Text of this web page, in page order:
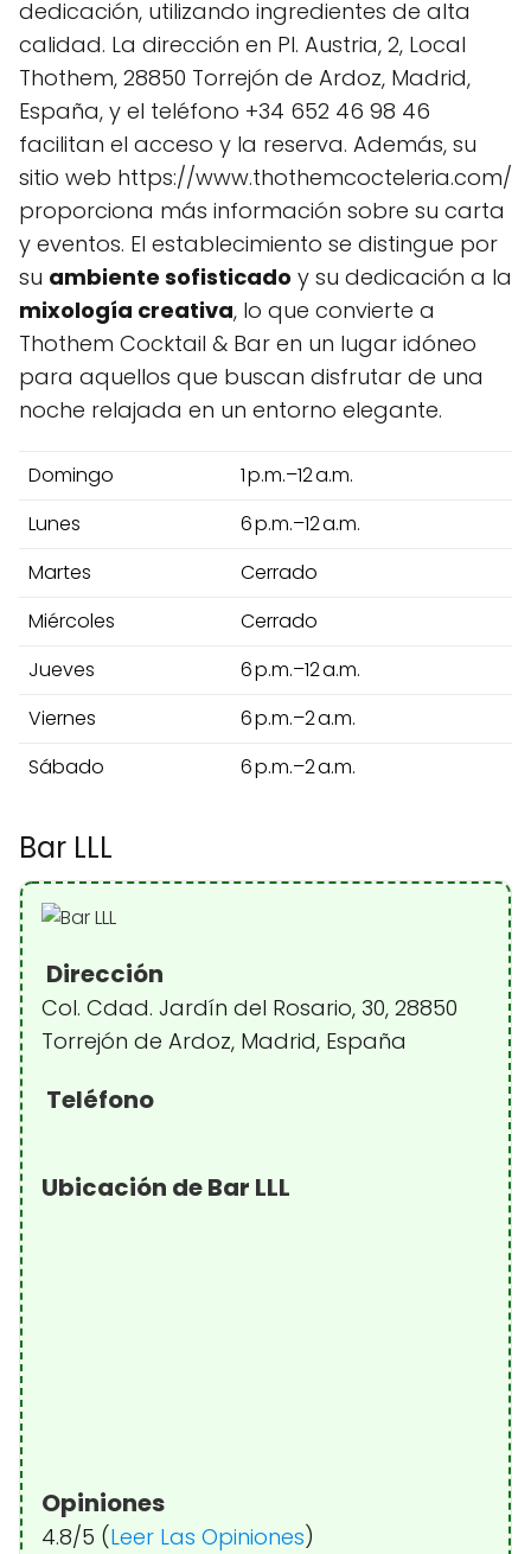
dedicación, utilizando ingredientes de alta
calidad. La dirección en Pl. Austria, 2, Local
Thothem, 28850 Torrejón de Ardoz, Madrid,
España, y el teléfono +34 652 46 98 46
facilitan el acceso y la reserva. Además, su
sitio web https://www.thothemcocteleria.com/
proporciona más información sobre su carta
y eventos. El establecimiento se distingue por
su ambiente sofisticado y su dedicación a la
mixología creativa, lo que convierte a
Thothem Cocktail & Bar en un lugar idóneo
para aquellos que buscan disfrutar de una
noche relajada en un entorno elegante.
Domingo
1 p.m.–12 a.m.
Lunes
6 p.m.–12 a.m.
Martes
Cerrado
Miércoles
Cerrado
Jueves
6 p.m.–12 a.m.
Viernes
6 p.m.–2 a.m.
Sábado
6 p.m.–2 a.m.
Bar LLL
Dirección
Col. Cdad. Jardín del Rosario, 30, 28850
Torrejón de Ardoz, Madrid, España
Teléfono
Ubicación de Bar LLL
Opiniones
4.8/5 (Leer Las Opiniones)